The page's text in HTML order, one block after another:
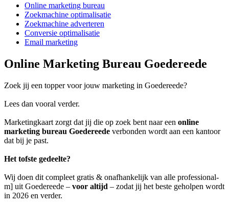
Online marketing bureau
Zoekmachine optimalisatie
Zoekmachine adverteren
Conversie optimalisatie
Email marketing
Online Marketing Bureau Goedereede
Zoek jij een topper voor jouw marketing in Goedereede?
Lees dan vooral verder.
Marketingkaart zorgt dat jij die op zoek bent naar een online
marketing bureau Goedereede verbonden wordt aan een kantoor
dat bij je past.
Het tofste gedeelte?
Wij doen dit compleet gratis & onafhankelijk van alle professional-
m] uit Goedereede – voor altijd – zodat jij het beste geholpen wordt
in 2026 en verder.